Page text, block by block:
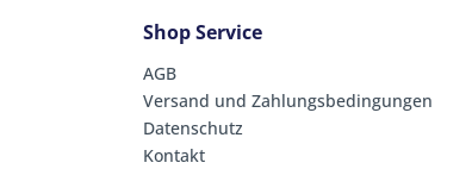
Shop Service
AGB
Versand und Zahlungsbedingungen
Datenschutz
Kontakt